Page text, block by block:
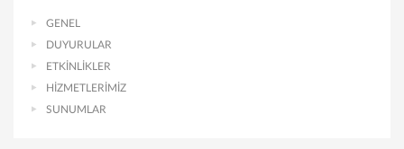
GENEL
DUYURULAR
ETKİNLİKLER
HİZMETLERİMİZ
SUNUMLAR